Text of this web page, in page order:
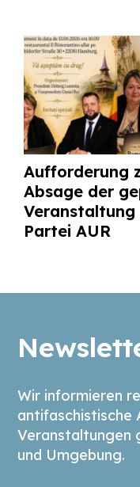
Aufforderung
Absage der
Partei AUR
Wir informieren
antifaschistische
Veranstaltungen
und Umgebung.